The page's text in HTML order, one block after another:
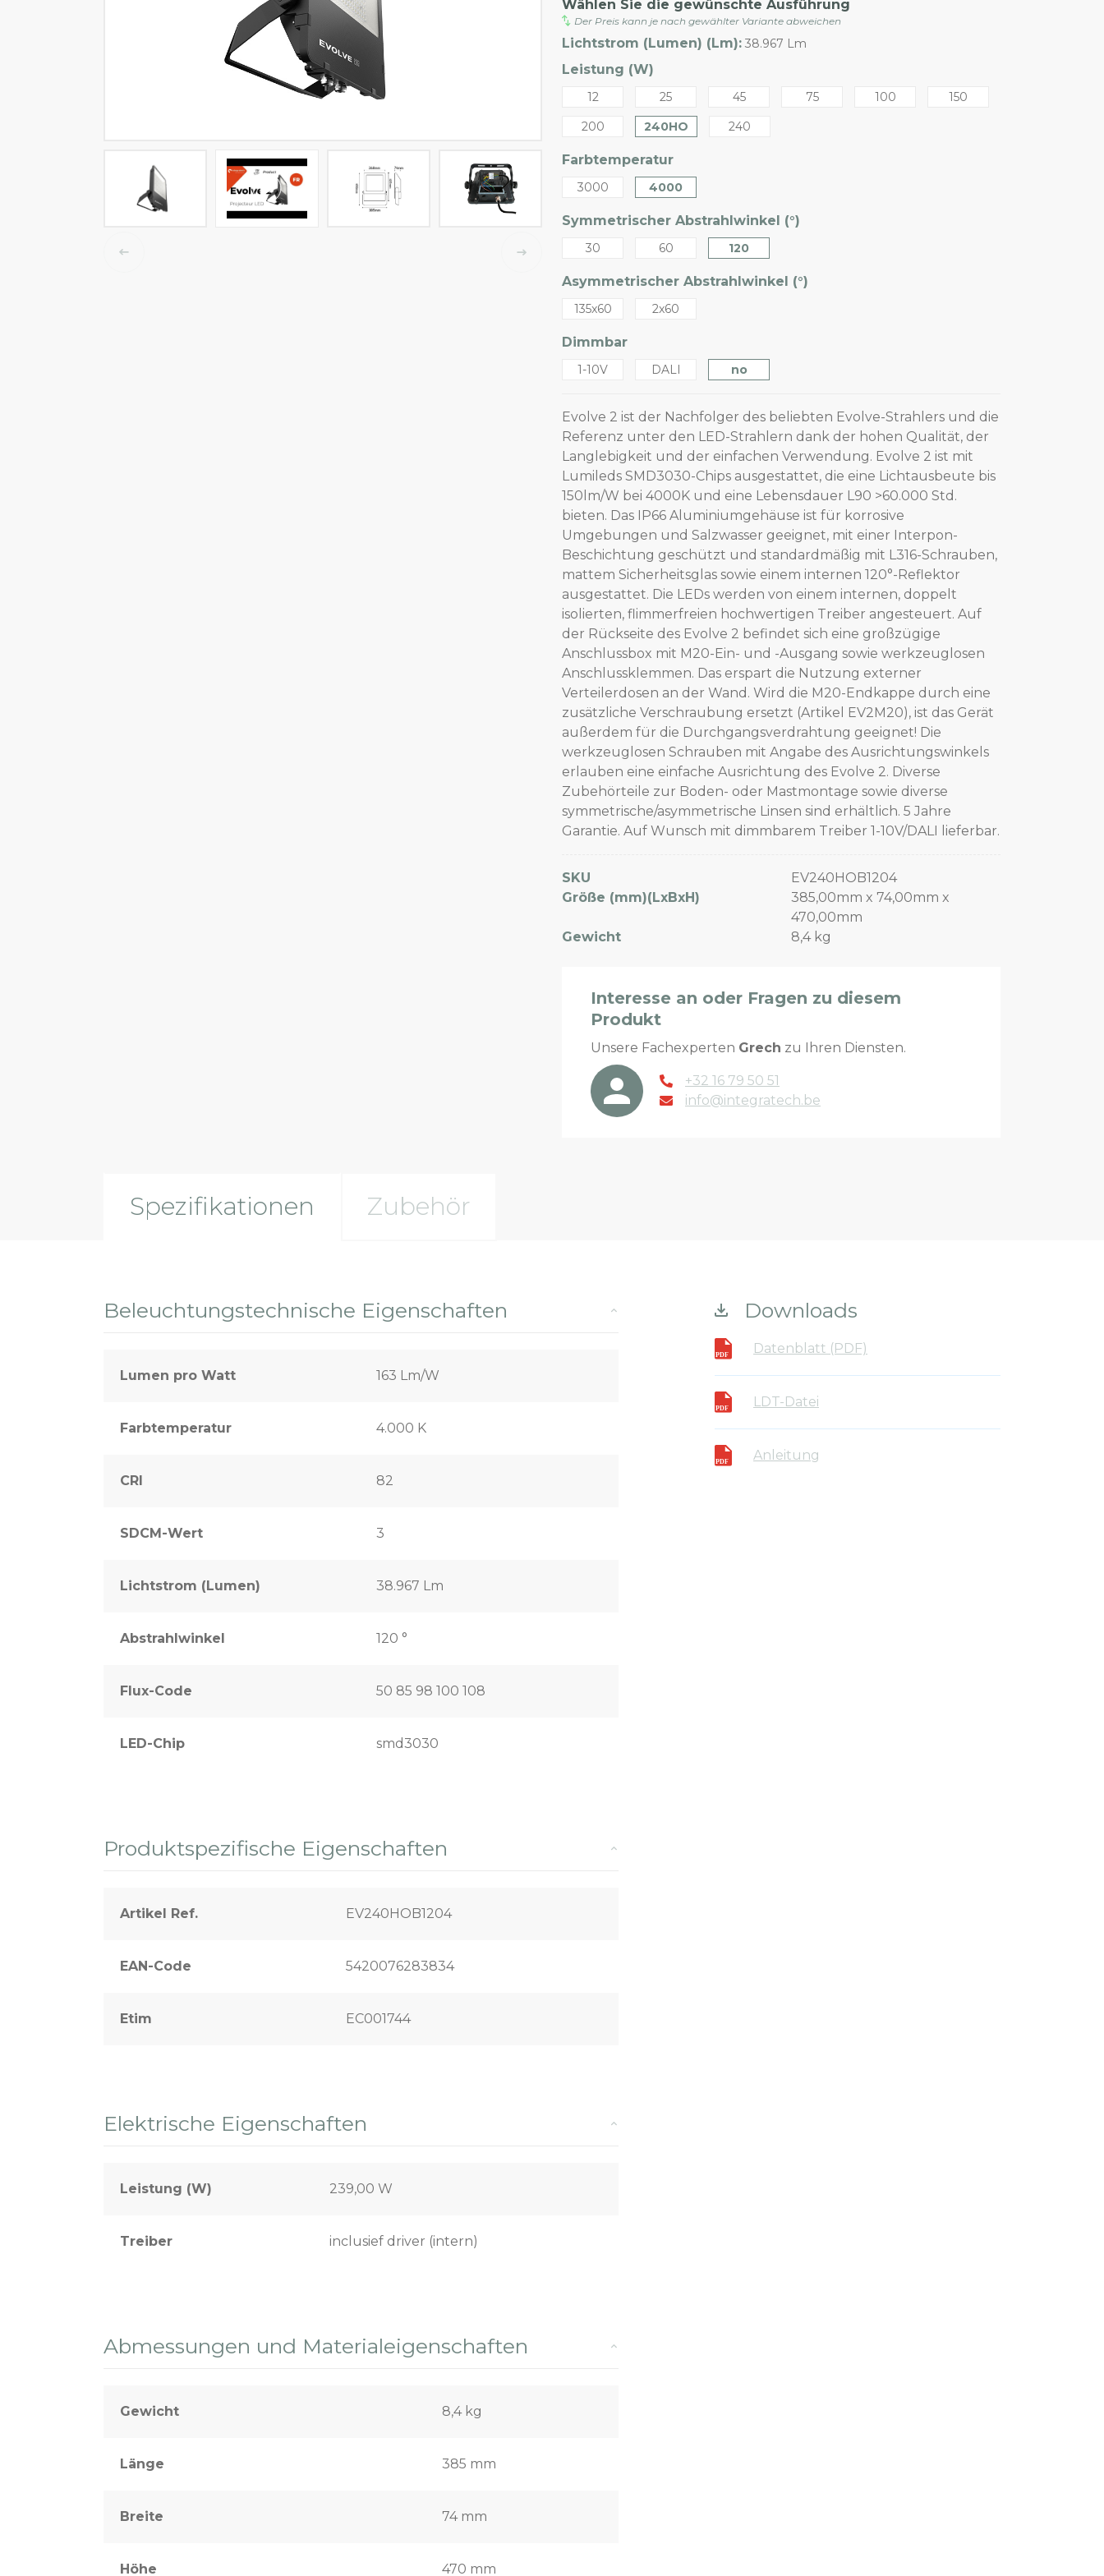
LED-Tracklights
Smartlighting
Wasserbeständige Leuchten
Decken- und Wandleuchten
Wählen Sie die gewünschte Ausführung
Der Preis kann je nach gewählter Variante abweichen
Lichtstrom (Lumen) (Lm): 38.967 Lm
Leistung (W)
12 25 45 75 100
150
200
240HO 240
Farbtemperatur
3000 4000
Symmetrischer Abstrahlwinkel (°)
30 60 120
Asymmetrischer Abstrahlwinkel (°)
135x60 2x60
Dimmbar
1-10V DALI no
Evolve 2 ist der Nachfolger des beliebten Evolve-Strahlers und die
Referenz unter den LED-Strahlern dank der hohen Qualität, der
Langlebigkeit und der einfachen Verwendung. Evolve 2 ist mit
Lumileds SMD3030-Chips ausgestattet, die eine Lichtausbeute bis
150lm/W bei 4000K und eine Lebensdauer L90 >60.000 Std.
bieten. Das IP66 Aluminiumgehäuse ist für korrosive
Umgebungen und Salzwasser geeignet, mit einer Interpon-
Beschichtung geschützt und standardmäßig mit L316-Schrauben,
mattem Sicherheitsglas sowie einem internen 120°-Reflektor
ausgestattet. Die LEDs werden von einem internen, doppelt
isolierten, flimmerfreien hochwertigen Treiber angesteuert. Auf
der Rückseite des Evolve 2 befindet sich eine großzügige
Anschlussbox mit M20-Ein- und -Ausgang sowie werkzeuglosen
Anschlussklemmen. Das erspart die Nutzung externer
Verteilerdosen an der Wand. Wird die M20-Endkappe durch eine
zusätzliche Verschraubung ersetzt (Artikel EV2M20), ist das Gerät
außerdem für die Durchgangsverdrahtung geeignet! Die
werkzeuglosen Schrauben mit Angabe des Ausrichtungswinkels
erlauben eine einfache Ausrichtung des Evolve 2. Diverse
Zubehörteile zur Boden- oder Mastmontage sowie diverse
symmetrische/asymmetrische Linsen sind erhältlich. 5 Jahre
Garantie. Auf Wunsch mit dimmbarem Treiber 1-10V/DALI lieferbar.
SKU
EV240HOB1204
Größe (mm)(LxBxH)
385,00mm x 74,00mm x
470,00mm
Gewicht
8,4 kg
Interesse an oder Fragen zu diesem
Produkt
Unsere Fachexperten Grech zu Ihren Diensten.
+32 16 79 50 51
info@integratech.be
Spezifikationen Zubehör
Beleuchtungstechnische Eigenschaften
Lumen pro Watt 163 Lm/W
Farbtemperatur 4.000 K
CRI 82
SDCM-Wert 3
Lichtstrom (Lumen) 38.967 Lm
Abstrahlwinkel 120 °
Flux-Code 50 85 98 100 108
LED-Chip smd3030
Produktspezifische Eigenschaften
Artikel Ref. EV240HOB1204
EAN-Code 5420076283834
Etim EC001744
Elektrische Eigenschaften
Leistung (W) 239,00 W
Treiber inclusief driver (intern)
Abmessungen und Materialeigenschaften
Gewicht 8,4 kg
Länge 385 mm
Breite 74 mm
Höhe 470 mm
Downloads
Datenblatt (PDF)
LDT-Datei
Anleitung